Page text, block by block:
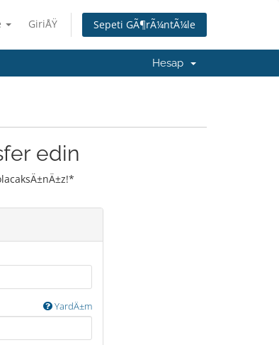
GiriÅŸ Sepeti GÃ¶rÃ¼ntÃ¼le
Hesap
edin
YardÄ±m